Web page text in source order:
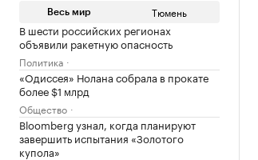
Весь мир Тюмень
В шести российских регионах
объявили ракетную опасность
Политика
«Одиссея» Нолана собрала в прокате
более $1 млрд
Общество
Bloomberg узнал, когда планируют
завершить испытания «Золотого
купола»